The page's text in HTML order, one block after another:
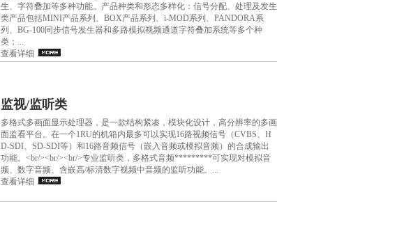
生、字符叠加等多种功能。产品种类和形态多样化：信号分配、处理及发生
类产品包括MINI产品系列、BOX产品系列、i-MOD系列、PANDORA系
列、BG-100同步信号发生器和多路模拟视频通道字符叠加系统等多个种
类；...
查看详细
监视/监听类
多格式多画面显示处理器，是一款结构紧凑，模块化设计，高分辨率的多画
面监看平台。在一个1RU的机箱内最多可以实现16路视频信号（CVBS、H
D-SDI、SD-SDI等）和16路音频信号（嵌入音频或模拟音频）的合成输出
功能。<br/><br/><br/>专业监听类，多格式音频*********可实现对模拟音
频、数字音频、含嵌高/标清数字视频中音频的监听功能。...
查看详细